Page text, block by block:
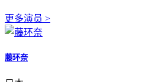
更多演员 >
藤环奈